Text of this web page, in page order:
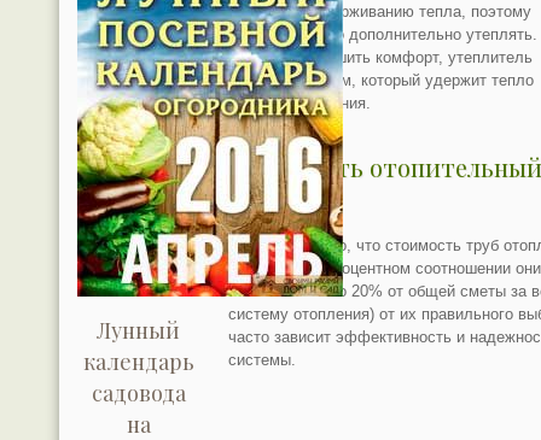
задачей по удерживанию тепла, поэтому
необходимо его дополнительно
позволит улучшить комфорт, утеплитель
станет барьером, который удержит тепло
внутри помещения.
Как купить
котел
Не смотря на то, что стоимость труб
не высока (в процентном соотношении они
занимают около 20% от общей сметы за
систему отопления) от их правильного
часто зависит эффективность и
системы.
Лунный
календарь
садовода
на